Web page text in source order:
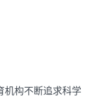
机构不断追求科学